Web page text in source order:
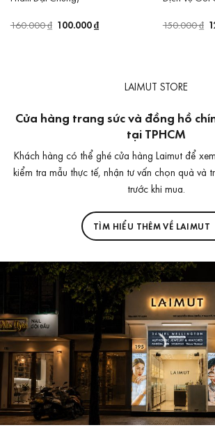
160.000₫ Giá
100.000₫ 150.000₫
LAIMUT STORE
Cửa hàng trang sức và đồng hồ
tại TPHCM
Khách hàng có thể ghé cửa hàng Laimut để
kiểm tra mẫu thực tế, nhận tư vấn chọn quà và
trước khi mua.
TÌM HIỂU THÊM VỀ LAIMUT